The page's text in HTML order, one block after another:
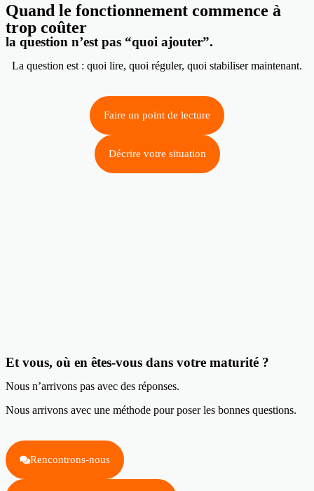
Quand le fonctionnement commence à
trop coûter
la question n’est pas “quoi ajouter”.
La question est : quoi lire, quoi réguler, quoi stabiliser maintenant.
Faire un point de lecture
Décrire votre situation
Et vous, où en êtes-vous dans votre maturité ?
Nous n’arrivons pas avec des réponses.
Nous arrivons avec une méthode pour poser les bonnes questions.
Rencontrons-nous